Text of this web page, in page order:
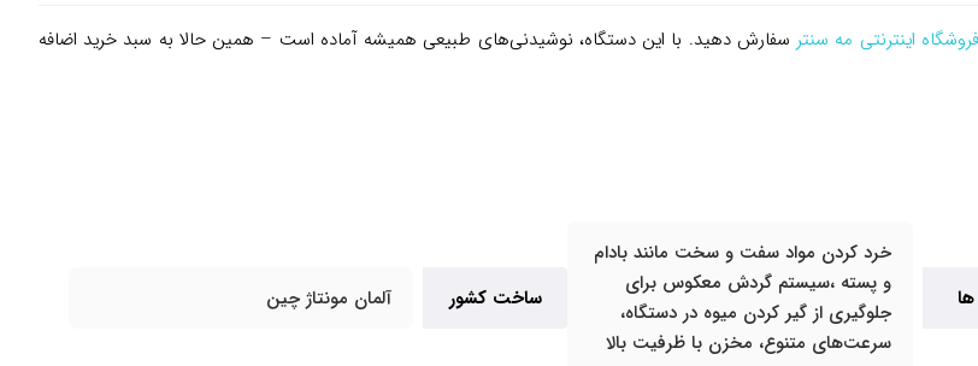
فروشگاه اینترنتی مه سنتر سفارش دهید. با این دستگاه، نوشیدنی‌های طبیعی همیشه آماده است – همین حالا به سبد خرید اضافه
خرد کردن مواد سفت و سخت مانند بادام
و پسته ،سیستم گردش معکوس برای
جلوگیری از گیر کردن میوه در دستگاه،
سرعت‌های متنوع، مخزن با ظرفیت بالا
ساخت کشور آلمان مونتاژ چین